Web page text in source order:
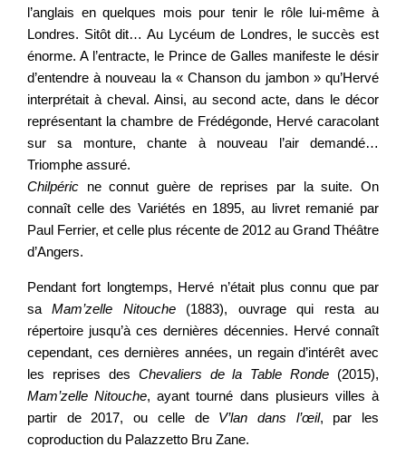
l’anglais en quelques mois pour tenir le rôle lui-même à
Londres. Sitôt dit… Au Lycéum de Londres, le succès est
énorme. A l’entracte, le Prince de Galles manifeste le désir
d’entendre à nouveau la « Chanson du jambon » qu’Hervé
interprétait à cheval. Ainsi, au second acte, dans le décor
représentant la chambre de Frédégonde, Hervé caracolant
sur sa monture, chante à nouveau l’air demandé…
Triomphe assuré.
Chilpéric ne connut guère de reprises par la suite. On
connaît celle des Variétés en 1895, au livret remanié par
Paul Ferrier, et celle plus récente de 2012 au Grand Théâtre
d’Angers.
Pendant fort longtemps, Hervé n’était plus connu que par
saMam’zelle Nitouche(1883), ouvrage qui resta au
répertoire jusqu’à ces dernières décennies. Hervé connaît
cependant, ces dernières années, un regain d’intérêt avec
les reprises des Chevaliers de la Table Ronde (2015),
Mam’zelle Nitouche, ayant tourné dans plusieurs villes à
partir de 2017, ou celle de V’lan dans l’œil, par les
coproduction du Palazzetto Bru Zane.